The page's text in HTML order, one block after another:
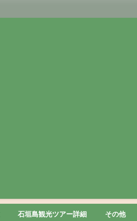
石垣島観光ツアー詳細 その他